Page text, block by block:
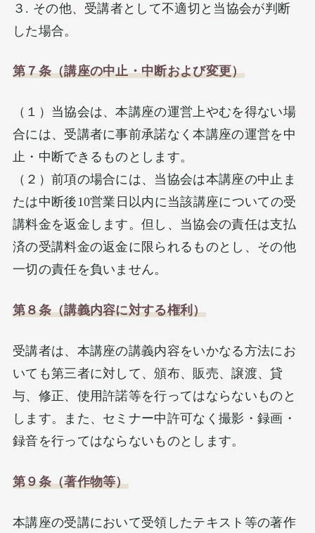
３. その他、受講者として不適切と当協会が判断
した場合。
第７条（講座の中止・中断および変更）
（１）当協会は、本講座の運営上やむを得ない場
合には、受講者に事前承諾なく本講座の運営を中
止・中断できるものとします。
（２）前項の場合には、当協会は本講座の中止ま
たは中断後10営業日以内に当該講座についての受
講料金を返金します。但し、当協会の責任は支払
済の受講料金の返金に限られるものとし、その他
一切の責任を負いません。
第８条（講義内容に対する権利）
受講者は、本講座の講義内容をいかなる方法にお
いても第三者に対して、頒布、販売、譲渡、貸
与、修正、使用許諾等を行ってはならないものと
します。また、セミナー中許可なく撮影・録画・
録音を行ってはならないものとします。
第９条（著作物等）
本講座の受講において受領したテキスト等の著作